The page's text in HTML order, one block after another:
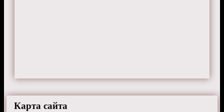
Карта сайта